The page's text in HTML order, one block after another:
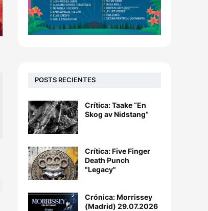
POSTS RECIENTES
Crítica: Taake “En
Skog av Nidstang”
Crítica: Five Finger
Death Punch
"Legacy"
Crónica: Morrissey
(Madrid) 29.07.2026